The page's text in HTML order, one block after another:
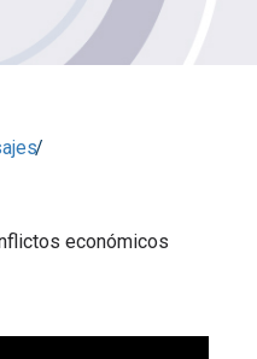
/
económicos